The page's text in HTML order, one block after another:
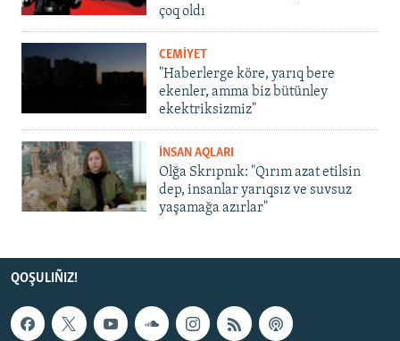
çoq oldı
CEMİYET
"Haberlerge köre, yarıq bere
ekenler, amma biz bütünley
ekektriksizmiz"
İNSAN AQLARI
Olğa Skrıpnık: "Qırım azat etilsin
dep, insanlar yarıqsız ve suvsuz
yaşamağa azırlar"
QOŞULIÑIZ!